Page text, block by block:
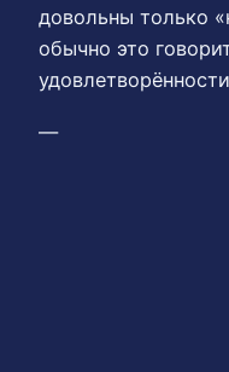
довольны только
обычно это
—